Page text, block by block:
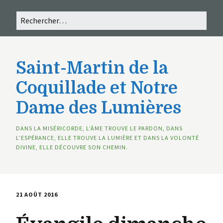
Saint-Martin de la
Coquillade et Notre
Dame des Lumières
DANS LA MISÉRICORDE, L’ÂME TROUVE LE PARDON, DANS
L’ESPÉRANCE, ELLE TROUVE LA LUMIÈRE ET DANS LA VOLONTÉ
DIVINE, ELLE DÉCOUVRE SON CHEMIN.
21 AOÛT 2016